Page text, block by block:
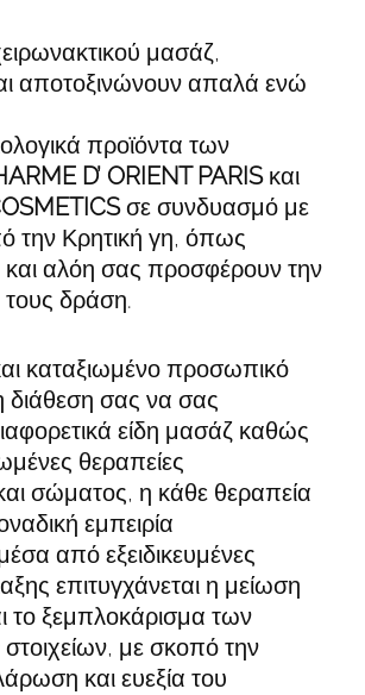
μασάζ,
αποτοξινώνουν απαλά ενώ
προϊόντα των
D’ ORIENT PARISκαι
σε συνδυασμό με
την Κρητική γη, όπως
και αλόη σας προσφέρουν την
τους δράση.
καταξιωμένο προσωπικό
διάθεση σας να σας
είδη μασάζ καθώς
θεραπείες
σώματος, η κάθε θεραπεία
εμπειρία
από εξειδικευμένες
επιτυγχάνεται η μείωση
το ξεμπλοκάρισμα των
με σκοπό την
και ευεξία του